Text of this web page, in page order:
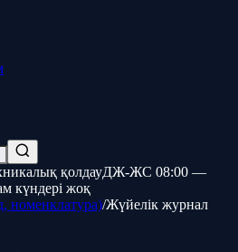
қолдауДЖ-ЖС 08:00 —
күндері жоқ
номенклатура)/Жүйелік журнал